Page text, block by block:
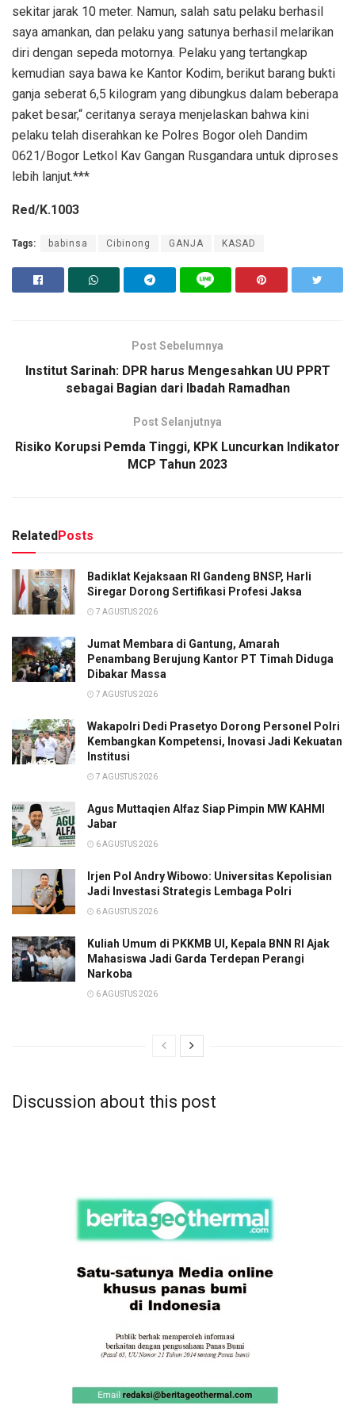
sekitar jarak 10 meter. Namun, salah satu pelaku berhasil
saya amankan, dan pelaku yang satunya berhasil melarikan
diri dengan sepeda motornya. Pelaku yang tertangkap
kemudian saya bawa ke Kantor Kodim, berikut barang bukti
ganja seberat 6,5 kilogram yang dibungkus dalam beberapa
paket besar,“ ceritanya seraya menjelaskan bahwa kini
pelaku telah diserahkan ke Polres Bogor oleh Dandim
0621/Bogor Letkol Kav Gangan Rusgandara untuk diproses
lebih lanjut.***
Red/K.1003
Tags: babinsa Cibinong GANJA KASAD
Post Sebelumnya
Institut Sarinah: DPR harus Mengesahkan UU PPRT
sebagai Bagian dari Ibadah Ramadhan
Post Selanjutnya
Risiko Korupsi Pemda Tinggi, KPK Luncurkan Indikator
MCP Tahun 2023
Related Posts
Badiklat Kejaksaan RI Gandeng BNSP, Harli
Siregar Dorong Sertifikasi Profesi Jaksa
7 AGUSTUS 2026
Jumat Membara di Gantung, Amarah
Penambang Berujung Kantor PT Timah Diduga
Dibakar Massa
7 AGUSTUS 2026
Wakapolri Dedi Prasetyo Dorong Personel Polri
Kembangkan Kompetensi, Inovasi Jadi Kekuatan
Institusi
7 AGUSTUS 2026
Agus Muttaqien Alfaz Siap Pimpin MW KAHMI
Jabar
6 AGUSTUS 2026
Irjen Pol Andry Wibowo: Universitas Kepolisian
Jadi Investasi Strategis Lembaga Polri
6 AGUSTUS 2026
Kuliah Umum di PKKMB UI, Kepala BNN RI Ajak
Mahasiswa Jadi Garda Terdepan Perangi
Narkoba
6 AGUSTUS 2026
Discussion about this post